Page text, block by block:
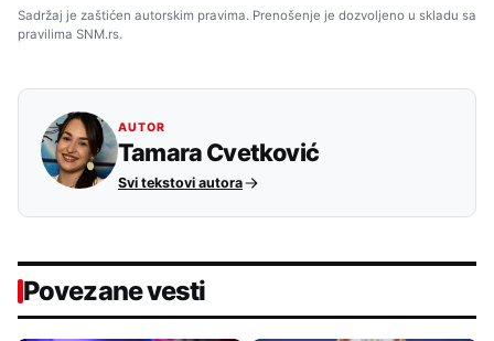
Sadržaj je zaštićen autorskim pravima. Prenošenje je dozvoljeno u skladu sa
pravilima SNM.rs.
AUTOR
Tamara Cvetković
Svi tekstovi autora
Povezane vesti